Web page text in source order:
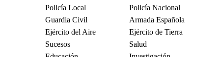
Policía Local
Policía Nacional
Guardia Civil
Armada Española
Ejército del Aire
Ejército de Tierra
Sucesos
Salud